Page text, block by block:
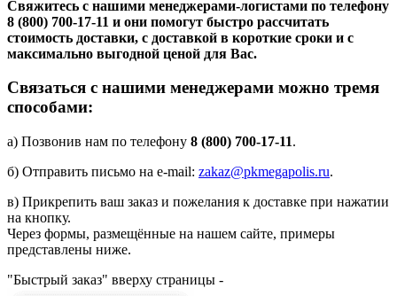
Свяжитесь с нашими менеджерами-логистами по телефону
8 (800) 700-17-11 и они помогут быстро рассчитать
стоимость доставки, с доставкой в короткие сроки и с
максимально выгодной ценой для Вас.
Связаться с нашими менеджерами можно тремя
способами:
а) Позвонив нам по телефону 8 (800) 700-17-11.
б) Отправить письмо на e-mail: zakaz@pkmegapolis.ru.
в) Прикрепить ваш заказ и пожелания к доставке при нажатии
на кнопку.
Через формы, размещённые на нашем сайте, примеры
представлены ниже.
"Быстрый заказ" вверху страницы -